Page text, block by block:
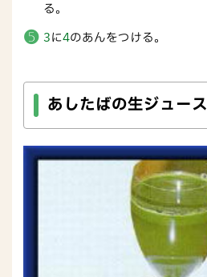
る。
3に4のあんをつける。
あしたばの生ジュース